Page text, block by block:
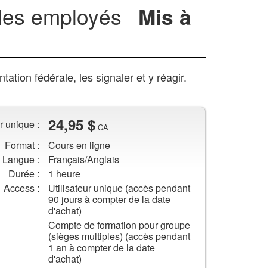
employés Mis à
fédérale, les signaler et y réagir.
unique : 24,95 $ CA
Format :
Cours en ligne
Langue :
Français/Anglais
Durée :
1 heure
Access :
Utilisateur unique (accès pendant
90 jours à compter de la date
d'achat)
Compte de formation pour groupe
(sièges multiples) (accès pendant
1 an à compter de la date
d'achat)